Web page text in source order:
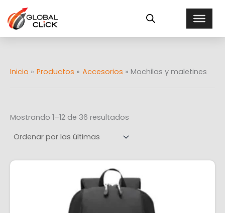
contenido
s
t
o
Inicio Productos Accesorios Mochilas y maletines
Mostrando 1–12 de 36 resultados
recientes